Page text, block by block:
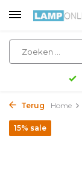
Terug Home
15% sale